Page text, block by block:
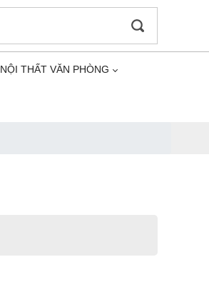
NỘI THẤT VĂN PHÒNG